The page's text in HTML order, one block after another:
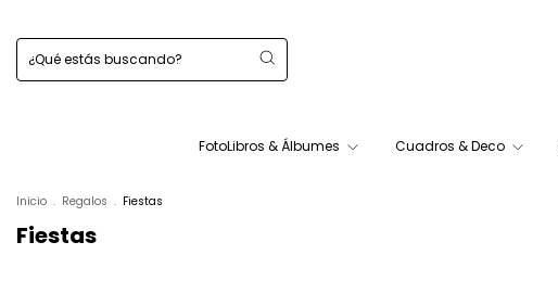
FotoLibros & Álbumes Cuadros & Deco
Inicio . Regalos . Fiestas
Fiestas